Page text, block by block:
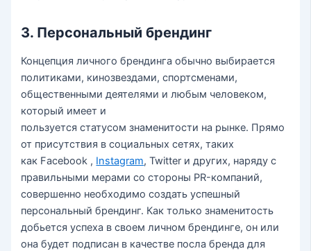
3. Персональный брендинг
Концепция личного брендинга обычно выбирается
политиками, кинозвездами, спортсменами,
общественными деятелями и любым человеком,
который имеет и
пользуется статусом знаменитости на рынке. Прямо
от присутствия в социальных сетях, таких
как Facebook , Instagram, Twitter и других, наряду с
правильными мерами со стороны PR-компаний,
совершенно необходимо создать успешный
персональный брендинг. Как только знаменитость
добьется успеха в своем личном брендинге, он или
она будет подписан в качестве посла бренда для